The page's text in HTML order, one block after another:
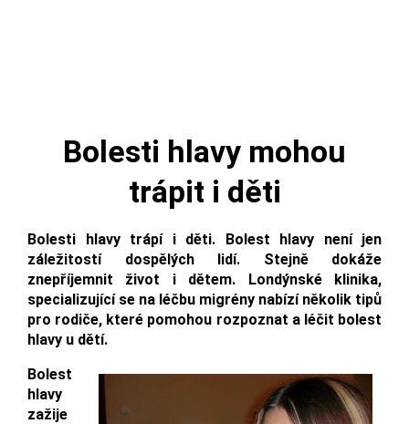
Bolesti hlavy mohou
trápit i děti
Bolesti hlavy trápí i děti. Bolest hlavy není jen
záležitostí dospělých lidí. Stejně dokáže
znepříjemnit život i dětem. Londýnské klinika,
specializující se na léčbu migrény nabízí několik tipů
pro rodiče, které pomohou rozpoznat a léčit bolest
hlavy u dětí.
Bolest
hlavy
zažije